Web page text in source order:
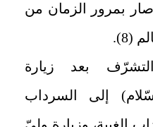
صار بمرور الزمان من
(8).
بعد زيارة
إلى السرداب